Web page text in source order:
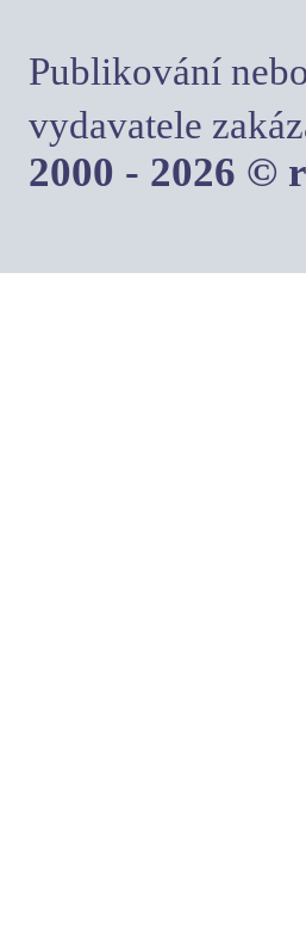
Publikování
vydavatele
2000 - 2026 ©